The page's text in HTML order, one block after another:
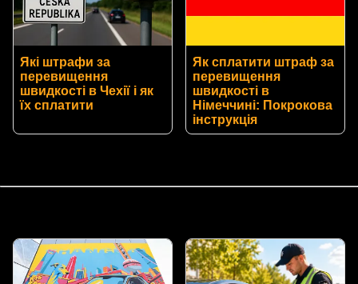
Які штрафи за
перевищення
швидкості в Чехії і як
їх сплатити
Як сплатити штраф за
перевищення
швидкості в
Німеччині: Покрокова
інструкція